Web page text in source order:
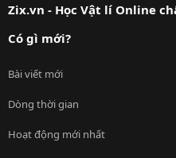
Zix.vn - Học Vật lí Online
Có gì mới?
Bài viết mới
Dòng thời gian
Hoạt động mới nhất